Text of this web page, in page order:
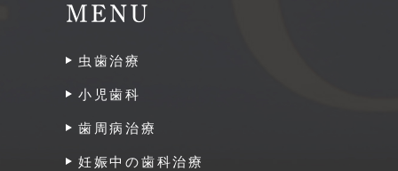
MENU
虫歯治療
小児歯科
歯周病治療
妊娠中の歯科治療